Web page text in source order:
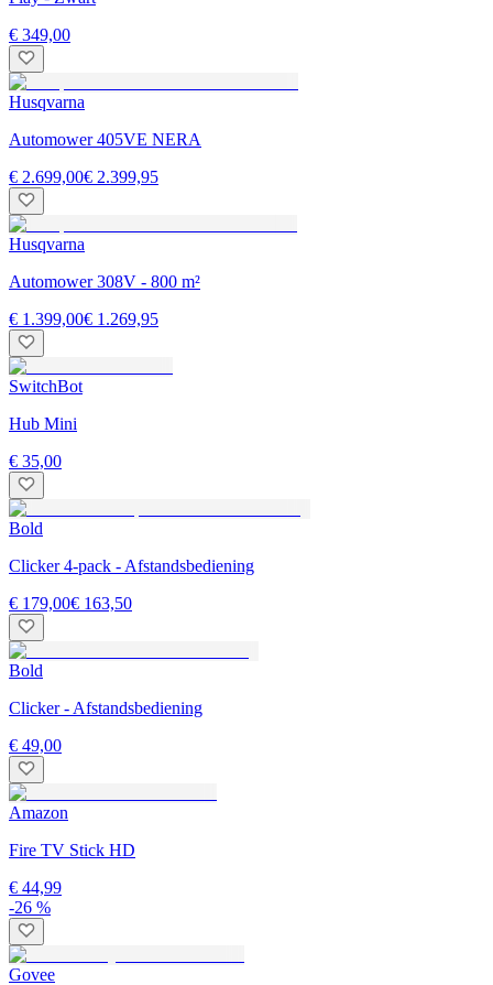
€ 349,00
Husqvarna
Automower 405VE NERA
€ 2.699,00€ 2.399,95
Husqvarna
Automower 308V - 800 m²
€ 1.399,00€ 1.269,95
SwitchBot
Hub Mini
€ 35,00
Bold
Clicker 4-pack - Afstandsbediening
€ 179,00€ 163,50
Bold
Clicker - Afstandsbediening
€ 49,00
Amazon
Fire TV Stick HD
€ 44,99
-26 %
Govee